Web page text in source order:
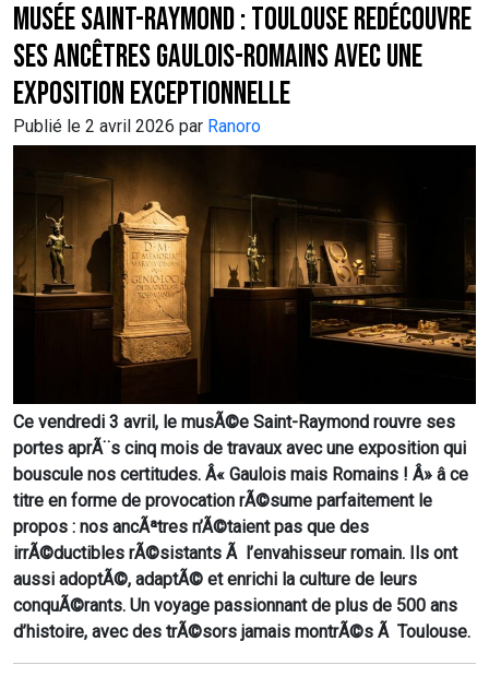
Musée Saint-Raymond : Toulouse redécouvre
ses ancêtres gaulois-romains avec une
exposition exceptionnelle
Publié le 2 avril 2026 par Ranoro
Ce vendredi 3 avril, le musÃ©e Saint-Raymond rouvre ses
portes aprÃ¨s cinq mois de travaux avec une exposition qui
bouscule nos certitudes. Â« Gaulois mais Romains ! Â» â ce
titre en forme de provocation rÃ©sume parfaitement le
propos : nos ancÃªtres n’Ã©taient pas que des
irrÃ©ductibles rÃ©sistants Ã l’envahisseur romain. Ils ont
aussi adoptÃ©, adaptÃ© et enrichi la culture de leurs
conquÃ©rants. Un voyage passionnant de plus de 500 ans
d’histoire, avec des trÃ©sors jamais montrÃ©s Ã Toulouse.